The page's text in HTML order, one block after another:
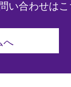
い合わせはこ
へ